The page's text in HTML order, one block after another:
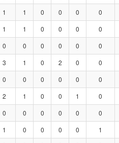
1 1 0 0 0 0
1 1 0 0 0 0
0 0 0 0 0 0
3 1 0 2 0 0
0 0 0 0 0 0
2 1 0 0 1 0
0 0 0 0 0 0
1 0 0 0 0 1